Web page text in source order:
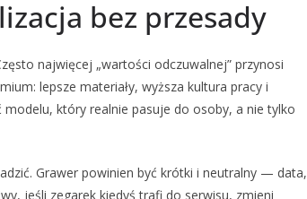
bez przesady
najwięcej „wartości odczuwalnej” przynosi
lepsze materiały, wyższa kultura pracy i
który realnie pasuje do osoby, a nie tylko
Grawer powinien być krótki i neutralny — data,
jeśli zegarek kiedyś trafi do serwisu, zmieni